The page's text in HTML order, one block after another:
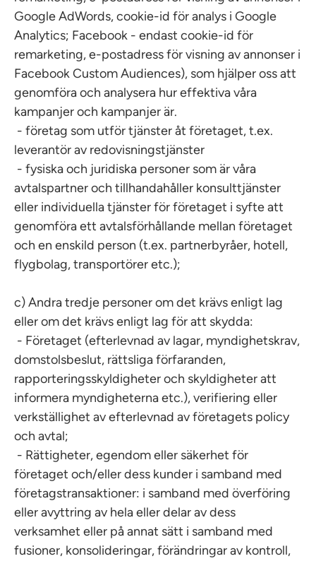
Google AdWords, cookie-id för analys i Google
Analytics; Facebook - endast cookie-id för
remarketing, e-postadress för visning av annonser i
Facebook Custom Audiences), som hjälper oss att
genomföra och analysera hur effektiva våra
kampanjer och kampanjer är.
- företag som utför tjänster åt företaget, t.ex.
leverantör av redovisningstjänster
- fysiska och juridiska personer som är våra
avtalspartner och tillhandahåller konsulttjänster
eller individuella tjänster för företaget i syfte att
genomföra ett avtalsförhållande mellan företaget
och en enskild person (t.ex. partnerbyråer, hotell,
flygbolag, transportörer etc.);
c) Andra tredje personer om det krävs enligt lag
eller om det krävs enligt lag för att skydda:
- Företaget (efterlevnad av lagar, myndighetskrav,
domstolsbeslut, rättsliga förfaranden,
rapporteringsskyldigheter och skyldigheter att
informera myndigheterna etc.), verifiering eller
verkställighet av efterlevnad av företagets policy
och avtal;
- Rättigheter, egendom eller säkerhet för
företaget och/eller dess kunder i samband med
företagstransaktioner: i samband med överföring
eller avyttring av hela eller delar av dess
verksamhet eller på annat sätt i samband med
fusioner, konsolideringar, förändringar av kontroll,